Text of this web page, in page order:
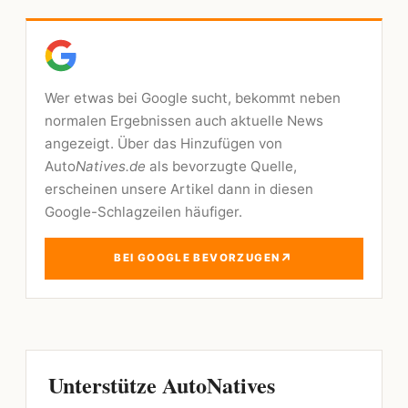
Wer etwas bei Google sucht, bekommt neben
normalen Ergebnissen auch aktuelle News
angezeigt. Über das Hinzufügen von
AutoNatives.de als bevorzugte Quelle,
erscheinen unsere Artikel dann in diesen
Google-Schlagzeilen häufiger.
BEI GOOGLE BEVORZUGEN ↗
Unterstütze AutoNatives